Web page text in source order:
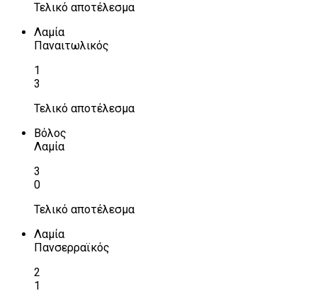
Τελικό αποτέλεσμα
Λαμία
Παναιτωλικός
1
3
Τελικό αποτέλεσμα
Βόλος
Λαμία
3
0
Τελικό αποτέλεσμα
Λαμία
Πανσερραϊκός
2
1